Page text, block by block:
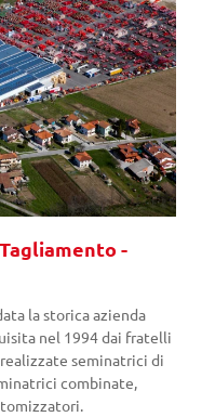
-
la storica azienda
nel 1994 dai fratelli
seminatrici di
combinate,